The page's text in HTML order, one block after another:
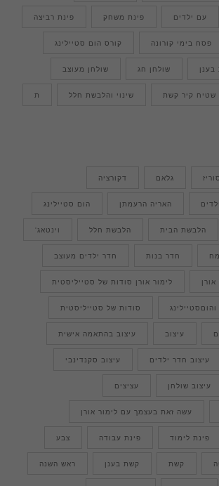
עם ילדים פינת משחק פינת רביצה
פסח בימי קורונה קורס הום סטיילינג
שולחן חג שולחן מעוצב
שטיח קיר קשת שינוי והלבשת חלל ת
גלאם דקורציה
האריה הרעמתן הום סטיילינג
הלבשת הבית הלבשת חלל וינטאג'
חדר בנות חדר ילדים מעוצב
אורן לימור אורן סודות של סטייליסטית
סודות של סטייליסטית
עיצוב עיצוב בהתאמה אישית
עיצוב חדר ילדים עיצוב סקנדינבי
עיצוב שולחן עציצים
עשה זאת בעצמך עם לימור אורן
פינת לימוד פינת עבודה צבע
קשת קשת בענן ראש השנה